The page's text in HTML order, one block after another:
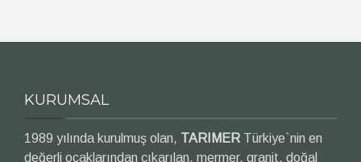
KURUMSAL
1989 yılında kurulmuş olan, TARIMER Türkiye`nin en
değerli ocaklarından çıkarılan, mermer, granit, doğal